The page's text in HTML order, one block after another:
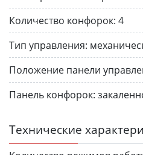
Количество конфорок: 4
Тип управления:
Положение панели
Панель конфорок:
Технические